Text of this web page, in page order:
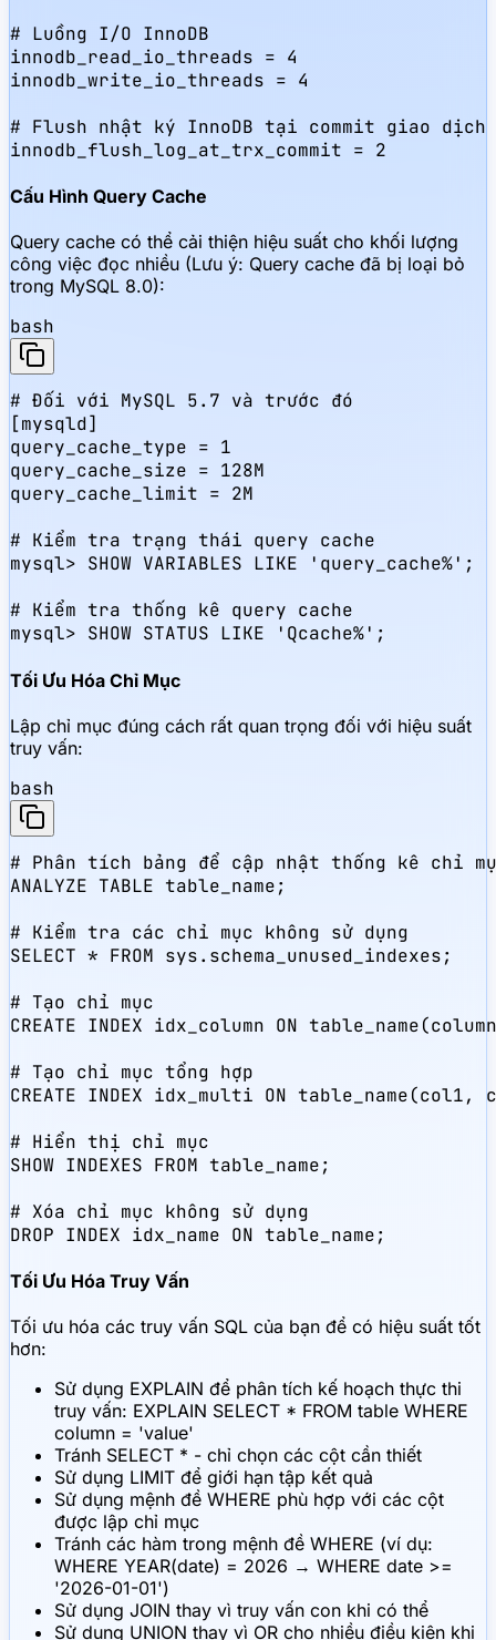
# Luồng I/O InnoDB
innodb_read_io_threads = 4
innodb_write_io_threads = 4
# Flush nhật ký InnoDB tại commit giao dịch
innodb_flush_log_at_trx_commit = 2
Cấu Hình Query Cache
Query cache có thể cải thiện hiệu suất cho khối lượng
công việc đọc nhiều (Lưu ý: Query cache đã bị loại bỏ
trong MySQL 8.0):
bash
# Đối với MySQL 5.7 và trước đó
[mysqld]
query_cache_type = 1
query_cache_size = 128M
query_cache_limit = 2M
# Kiểm tra trạng thái query cache
mysql> SHOW VARIABLES LIKE 'query_cache%';
# Kiểm tra thống kê query cache
mysql> SHOW STATUS LIKE 'Qcache%';
Tối Ưu Hóa Chỉ Mục
Lập chỉ mục đúng cách rất quan trọng đối với hiệu suất
truy vấn:
bash
# Phân tích bảng để cập nhật thống kê chỉ
ANALYZE TABLE table_name;
# Kiểm tra các chỉ mục không sử dụng
SELECT * FROM sys.schema_unused_indexes;
# Tạo chỉ mục
CREATE INDEX idx_column ON
# Tạo chỉ mục tổng hợp
CREATE INDEX idx_multi ON
# Hiển thị chỉ mục
SHOW INDEXES FROM table_name;
# Xóa chỉ mục không sử dụng
DROP INDEX idx_name ON table_name;
Tối Ưu Hóa Truy Vấn
Tối ưu hóa các truy vấn SQL của bạn để có hiệu suất tốt
hơn:
Sử dụng EXPLAIN để phân tích kế hoạch thực thi
truy vấn: EXPLAIN SELECT * FROM table WHERE
column = 'value'
Tránh SELECT * - chỉ chọn các cột cần thiết
Sử dụng LIMIT để giới hạn tập kết quả
Sử dụng mệnh đề WHERE phù hợp với các cột
được lập chỉ mục
Tránh các hàm trong mệnh đề WHERE (ví dụ:
WHERE YEAR(date) = 2026 → WHERE date >=
'2026-01-01')
Sử dụng JOIN thay vì truy vấn con khi có thể
Sử dụng UNION thay vì OR cho nhiều điều kiện khi